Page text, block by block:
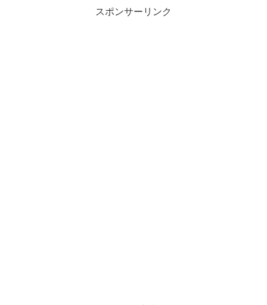
スポンサーリンク